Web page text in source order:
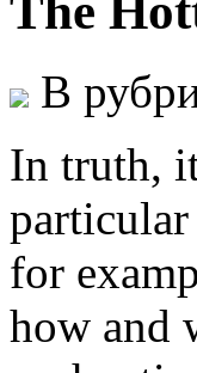
The
В
In truth,
particular
for
how and